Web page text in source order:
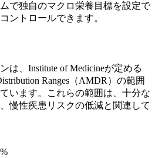
で独自のマクロ栄養目標を設定で
ントロールできます。
は、Institute of Medicineが定める
Ranges（AMDR）の範囲
います。これらの範囲は、十分な
慢性疾患リスクの低減と関連して